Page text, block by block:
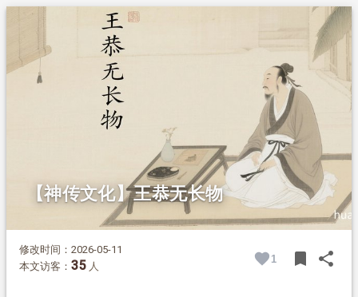
摘要
2.1.
《世说新语》中的典故
故事背后的感悟
【神传文化】王恭无长物
修改时间：2026-05-11
本文访客： 35 人
1 bookmark share